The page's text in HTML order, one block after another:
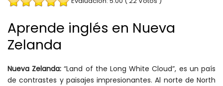
Aprende inglés en Nueva
Zelanda
Nueva Zelanda: “Land of the Long White Cloud”, es un país
de contrastes y paisajes impresionantes. Al norte de North